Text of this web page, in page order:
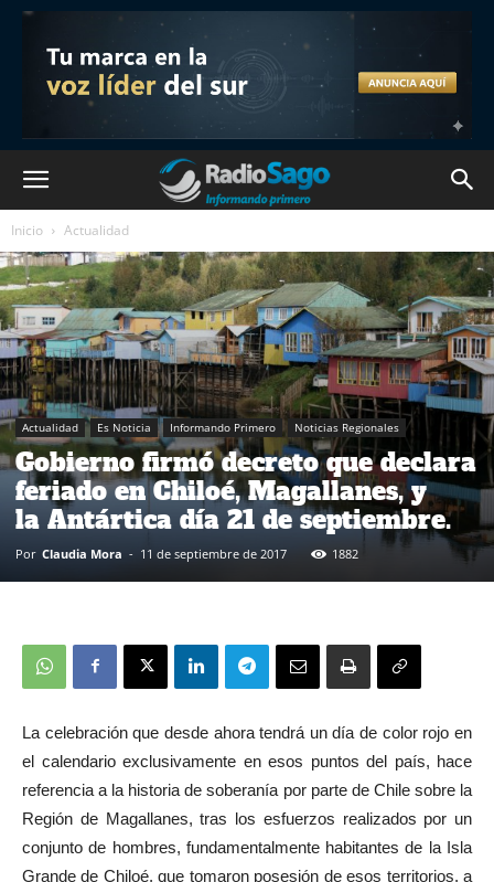
Inicio Actualidad
Actualidad Es Noticia Informando Primero Noticias Regionales
Gobierno firmó decreto que declara
feriado en Chiloé, Magallanes, y
la Antártica día 21 de septiembre.
Por Claudia Mora - 11 de septiembre de 2017 1882
La celebración que desde ahora tendrá un día de color rojo en
el calendario exclusivamente en esos puntos del país, hace
referencia a la historia de soberanía por parte de Chile sobre la
Región de Magallanes, tras los esfuerzos realizados por un
conjunto de hombres, fundamentalmente habitantes de la Isla
Grande de Chiloé, que tomaron posesión de esos territorios, a